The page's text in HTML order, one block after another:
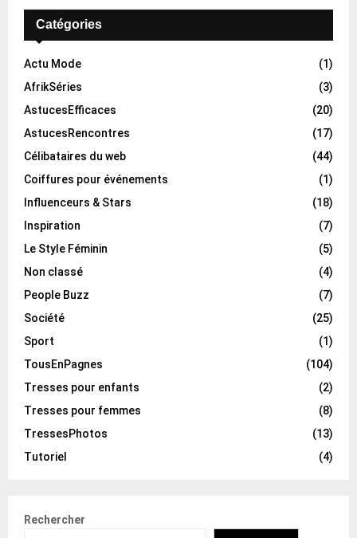
Catégories
Actu Mode
(1)
AfrikSéries
(3)
AstucesEfficaces
(20)
AstucesRencontres
(17)
Célibataires du web
(44)
Coiffures pour événements
(1)
Influenceurs & Stars
(18)
Inspiration
(7)
Le Style Féminin
(5)
Non classé
(4)
People Buzz
(7)
Société
(25)
Sport
(1)
TousEnPagnes
(104)
Tresses pour enfants
(2)
Tresses pour femmes
(8)
TressesPhotos
(13)
Tutoriel
(4)
Rechercher